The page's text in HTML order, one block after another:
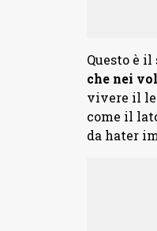
Questo è il
che nei
vivere il
come il
da hater